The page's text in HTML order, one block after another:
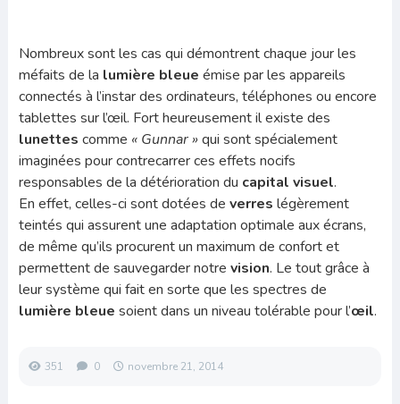
Nombreux sont les cas qui démontrent chaque jour les
méfaits de la lumière bleue émise par les appareils
connectés à l’instar des ordinateurs, téléphones ou encore
tablettes sur l’œil. Fort heureusement il existe des
lunettes comme « Gunnar »qui sont spécialement
imaginées pour contrecarrer ces effets nocifs
responsables de la détérioration du capital visuel.
En effet, celles-ci sont dotées de verres légèrement
teintés qui assurent une adaptation optimale aux écrans,
de même qu’ils procurent un maximum de confort et
permettent de sauvegarder notre vision. Le tout grâce à
leur système qui fait en sorte que les spectres de
lumière bleue soient dans un niveau tolérable pour l’œil.
351 0 novembre 21, 2014